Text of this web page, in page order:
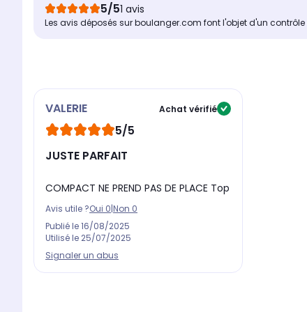
5/51 avis
Les avis déposés sur boulanger.com font l'objet d'un
VALERIE Achat vérifié
5/5
JUSTE PARFAIT
COMPACT NE PREND PAS DE PLACE Top
Avis utile ?Oui 0|Non 0
Publié le16/08/2025
Utilisé le 25/07/2025
Signaler un abus